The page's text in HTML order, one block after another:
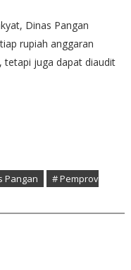
Dinas Pangan
rupiah anggaran
tetapi juga dapat diaudit
Pangan
# Pemprov